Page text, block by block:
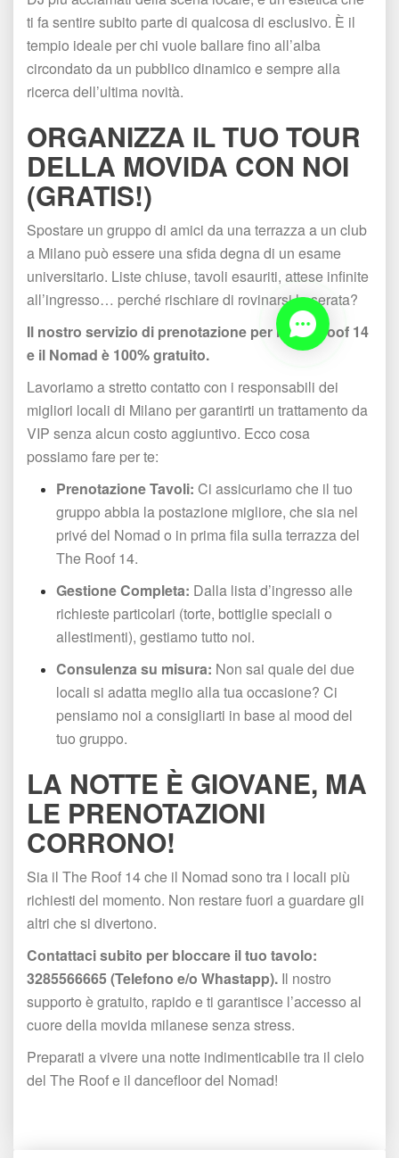
ti fa sentire subito parte di qualcosa di esclusivo. È il
tempio ideale per chi vuole ballare fino all’alba
circondato da un pubblico dinamico e sempre alla
ricerca dell’ultima novità.
ORGANIZZA IL TUO TOUR
DELLA MOVIDA CON NOI
(GRATIS!)
Spostare un gruppo di amici da una terrazza a un club
a Milano può essere una sfida degna di un esame
universitario. Liste chiuse, tavoli esauriti, attese infinite
all’ingresso… perché rischiare di rovinarsi la serata?
Il nostro servizio di prenotazione per il The Roof 14
e il Nomad è 100% gratuito.
Lavoriamo a stretto contatto con i responsabili dei
migliori locali di Milano per garantirti un trattamento da
VIP senza alcun costo aggiuntivo. Ecco cosa
possiamo fare per te:
Prenotazione Tavoli: Ci assicuriamo che il tuo
gruppo abbia la postazione migliore, che sia nel
privé del Nomad o in prima fila sulla terrazza del
The Roof 14.
Gestione Completa: Dalla lista d’ingresso alle
richieste particolari (torte, bottiglie speciali o
allestimenti), gestiamo tutto noi.
Consulenza su misura: Non sai quale dei due
locali si adatta meglio alla tua occasione? Ci
pensiamo noi a consigliarti in base al mood del
tuo gruppo.
LA NOTTE È GIOVANE, MA
LE PRENOTAZIONI
CORRONO!
Sia il The Roof 14 che il Nomad sono tra i locali più
richiesti del momento. Non restare fuori a guardare gli
altri che si divertono.
Contattaci subito per bloccare il tuo tavolo:
3285566665 (Telefono e/o Whastapp). Il nostro
upporto è gratuito, rapido e ti garantisce l’accesso al
cuore della movida milanese senza stress.
Preparati a vivere una notte indimenticabile tra il cielo
del The Roof e il dancefloor del Nomad!